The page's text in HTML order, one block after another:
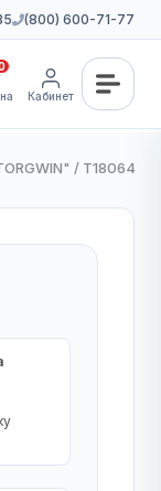
(800) 600-71-77
Кабинет
/ T1806457